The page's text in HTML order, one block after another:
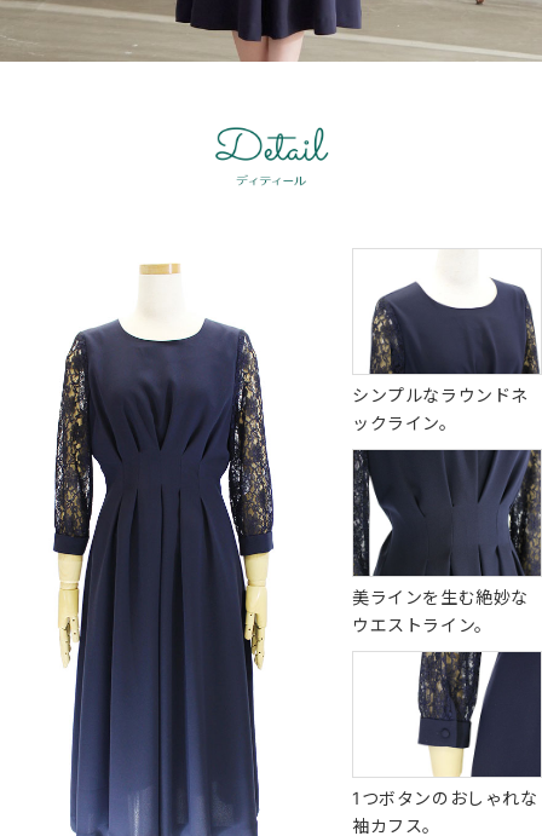
シンプルなラウンドネ
ックライン。
美ラインを生む絶妙な
ウエストライン。
1つボタンのおしゃれな
袖カフス。